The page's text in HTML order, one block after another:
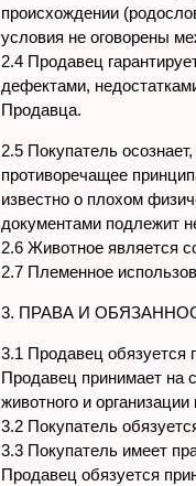
происхождении
условия не оговорены
2.4 Продавец
дефектами,
Продавца.
2.5 Покупатель
противоречащее
известно о плохом
документами подлежит
2.6 Животное является
2.7 Племенное
3. ПРАВА И
3.1 Продавец
Продавец принимает на
животного и
3.2 Покупатель
3.3 Покупатель имеет
Продавец обязуется